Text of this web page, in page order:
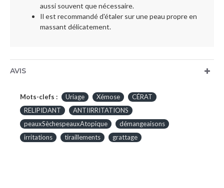
aussi souvent que nécessaire.
Il est recommandé d'étaler sur une peau propre en
massant délicatement.
AVIS
Mots-clefs : Uriage Xémose
CÉRAT
RELIPIDANT
ANTIIRRITATIONS
peauxSèchespeauxAtopique
démangeaisons
irritations
tiraillements grattage